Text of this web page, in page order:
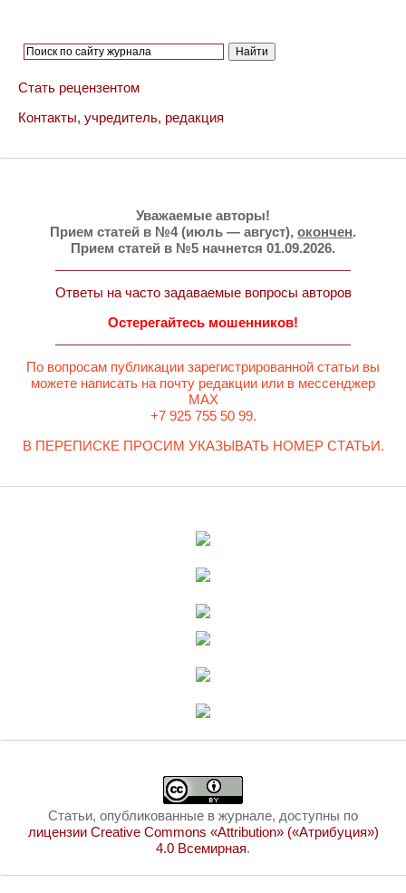
Стать рецензентом
Контакты, учредитель, редакция
Уважаемые авторы!
Прием статей в №4 (июль — август), окончен.
Прием статей в №5 начнется 01.09.2026.
Ответы на часто задаваемые вопросы авторов
Остерегайтесь мошенников!
По вопросам публикации зарегистрированной статьи вы
можете написать на почту редакции или в мессенджер
MAX
+7 925 755 50 99.
В ПЕРЕПИСКЕ ПРОСИМ УКАЗЫВАТЬ НОМЕР СТАТЬИ.
Статьи, опубликованные в журнале, доступны по
лицензии Creative Commons «Attribution» («Атрибуция»)
4.0 Всемирная.